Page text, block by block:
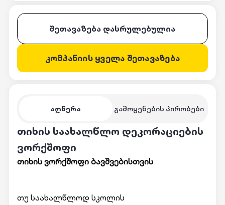
აღწერა გამოყენების პირობები
თიხის საახალწლო დეკორაციების
ვორქშოფი
თიხის ვორქშოფი ბავშვებისთვის
თუ საახალწლოდ სკოლის
შეთავაზება დასრულებულია
კომპანიის ყველა შეთავაზება